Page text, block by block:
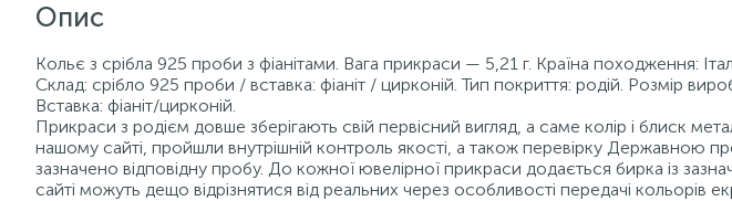
Опис
Кольє з срібла 925 проби з фіанітами. Вага прикраси — 5,21 г. Країна походження:
Склад: срібло 925 проби / вставка: фіаніт / цирконій. Тип покриття: родій. Розмір
Вставка: фіаніт/цирконій.
Прикраси з родієм довше зберігають свій первісний вигляд, а саме колір і блиск
нашому сайті, пройшли внутрішній контроль якості, а також перевірку Державною
зазначено відповідну пробу. До кожної ювелірної прикраси додається бирка із
сайті можуть дещо відрізнятися від реальних через особливості передачі кольорів